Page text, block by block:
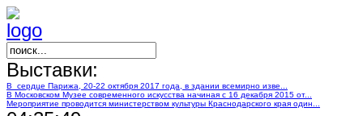
Выставки:
В сердце Парижа, 20-22 октября 2017 года, в здании всемирно изве...
В Московском Музее современного искусства начиная с 16 декабря 2015 от...
Мероприятие проводится министерством культуры Краснодарского края один...